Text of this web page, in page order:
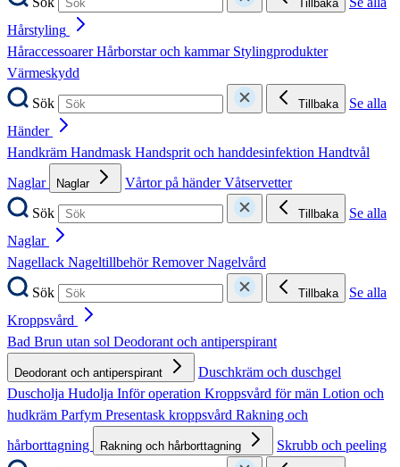
Tillbaka
Hårstyling
HåraccessoarerHårborstar och kammar Stylingprodukter
Värmeskydd
Sök
Tillbaka
Se alla
Händer
Handkräm Handmask Handsprit och handdesinfektion Handtvål
Naglar
Naglar Vårtor på händerVåtservetter
Sök
Tillbaka
Se alla
Naglar
Nagellack NageltillbehörRemoverNagelvård
Sök
Tillbaka
Se alla
Kroppsvård
Bad Brun utan sol Deodorant och antiperspirant
Deodorant och antiperspirant
Duschkräm och duschgel
Duscholja Hudolja Inför operation Kroppsvård för män Lotion och
hudkräm Parfym Presentask kroppsvård Rakning och
hårborttagning
Rakning och hårborttagning
Skrubb och peeling